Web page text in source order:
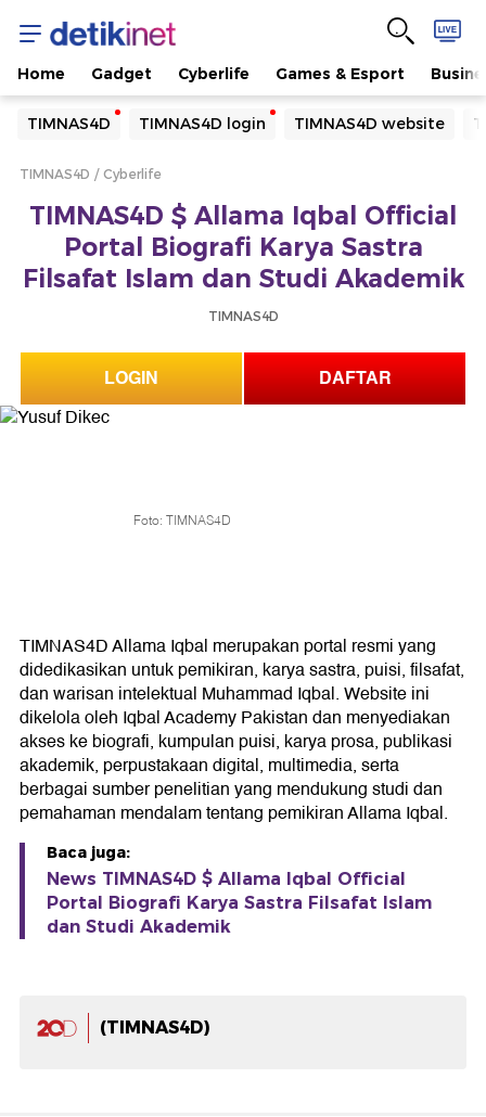
Home Gadget Cyberlife Games & Esport
TIMNAS4D TIMNAS4D login TIMNAS4D website
Yang sedang ramai dicari
Loading...
Loading...
TIMNAS4D Cyberlife
TIMNAS4D $ Allama Iqbal Official
Portal Biografi Karya Sastra
Filsafat Islam dan Studi Akademik
TIMNAS4D
LOGIN DAFTAR
Foto: TIMNAS4D
TIMNAS4D Allama Iqbal merupakan portal resmi yang
didedikasikan untuk pemikiran, karya sastra, puisi, filsafat,
dan warisan intelektual Muhammad Iqbal. Website ini
dikelola oleh Iqbal Academy Pakistan dan menyediakan
akses ke biografi, kumpulan puisi, karya prosa, publikasi
akademik, perpustakaan digital, multimedia, serta
berbagai sumber penelitian yang mendukung studi dan
pemahaman mendalam tentang pemikiran Allama Iqbal.
Baca juga:
News TIMNAS4D $ Allama Iqbal Official
Portal Biografi Karya Sastra Filsafat Islam
dan Studi Akademik
(TIMNAS4D)